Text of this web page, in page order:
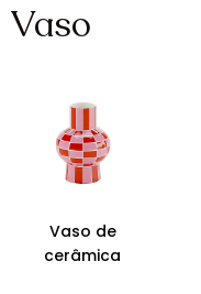
Vaso
Vaso de
cerâmica